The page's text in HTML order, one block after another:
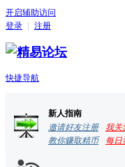
开启辅助访问
登录 | 注册
快捷导航
新人指南
邀请好友注册- 我关
教你赚取精币- 每日